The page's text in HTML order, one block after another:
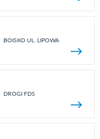
BOISKO UL. LIPOWA
DROGI FDS